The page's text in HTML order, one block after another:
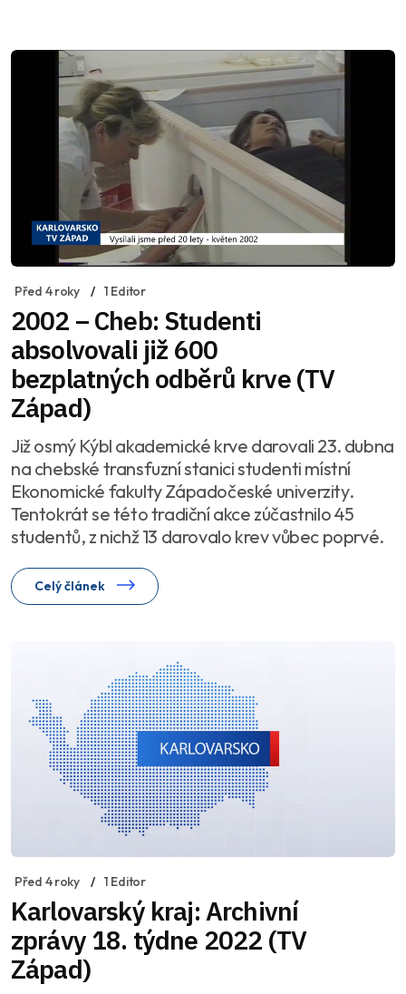
Před 4 roky 1 Editor
2002 – Cheb: Studenti
absolvovali již 600
bezplatných odběrů krve (TV
Západ)
Již osmý Kýbl akademické krve darovali 23. dubna
na chebské transfuzní stanici studenti místní
Ekonomické fakulty Západočeské univerzity.
Tentokrát se této tradiční akce zúčastnilo 45
studentů, z nichž 13 darovalo krev vůbec poprvé.
Celý článek
Před 4 roky 1 Editor
Karlovarský kraj: Archivní
zprávy 18. týdne 2022 (TV
Západ)